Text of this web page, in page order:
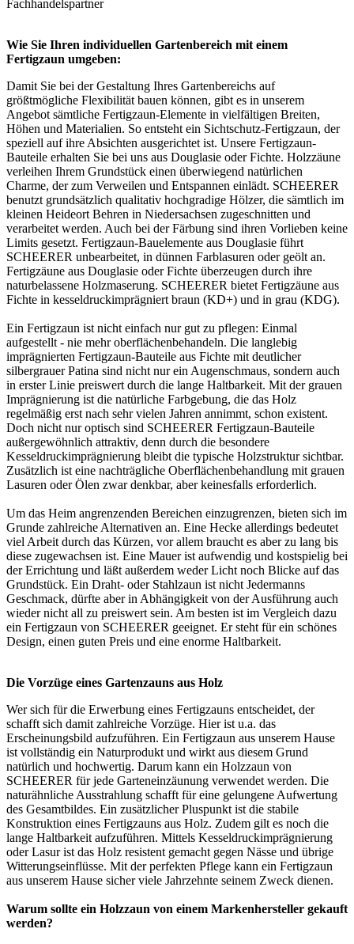
Fachhandelspartner
Wie Sie Ihren individuellen Gartenbereich mit einem
Fertigzaun umgeben:
Damit Sie bei der Gestaltung Ihres Gartenbereichs auf
größtmögliche Flexibilität bauen können, gibt es in unserem
Angebot sämtliche Fertigzaun-Elemente in vielfältigen Breiten,
Höhen und Materialien. So entsteht ein Sichtschutz-Fertigzaun, der
speziell auf ihre Absichten ausgerichtet ist. Unsere Fertigzaun-
Bauteile erhalten Sie bei uns aus Douglasie oder Fichte. Holzzäune
verleihen Ihrem Grundstück einen überwiegend natürlichen
Charme, der zum Verweilen und Entspannen einlädt. SCHEERER
benutzt grundsätzlich qualitativ hochgradige Hölzer, die sämtlich im
kleinen Heideort Behren in Niedersachsen zugeschnitten und
verarbeitet werden. Auch bei der Färbung sind ihren Vorlieben keine
Limits gesetzt. Fertigzaun-Bauelemente aus Douglasie führt
SCHEERER unbearbeitet, in dünnen Farblasuren oder geölt an.
Fertigzäune aus Douglasie oder Fichte überzeugen durch ihre
naturbelassene Holzmaserung. SCHEERER bietet Fertigzäune aus
Fichte in kesseldruckimprägniert braun (KD+) und in grau (KDG).
Ein Fertigzaun ist nicht einfach nur gut zu pflegen: Einmal
aufgestellt - nie mehr oberflächenbehandeln. Die langlebig
imprägnierten Fertigzaun-Bauteile aus Fichte mit deutlicher
silbergrauer Patina sind nicht nur ein Augenschmaus, sondern auch
in erster Linie preiswert durch die lange Haltbarkeit. Mit der grauen
Imprägnierung ist die natürliche Farbgebung, die das Holz
regelmäßig erst nach sehr vielen Jahren annimmt, schon existent.
Doch nicht nur optisch sind SCHEERER Fertigzaun-Bauteile
außergewöhnlich attraktiv, denn durch die besondere
Kesseldruckimprägnierung bleibt die typische Holzstruktur sichtbar.
Zusätzlich ist eine nachträgliche Oberflächenbehandlung mit grauen
Lasuren oder Ölen zwar denkbar, aber keinesfalls erforderlich.
Um das Heim angrenzenden Bereichen einzugrenzen, bieten sich im
Grunde zahlreiche Alternativen an. Eine Hecke allerdings bedeutet
viel Arbeit durch das Kürzen, vor allem braucht es aber zu lang bis
diese zugewachsen ist. Eine Mauer ist aufwendig und kostspielig bei
der Errichtung und läßt außerdem weder Licht noch Blicke auf das
Grundstück. Ein Draht- oder Stahlzaun ist nicht Jedermanns
Geschmack, dürfte aber in Abhängigkeit von der Ausführung auch
wieder nicht all zu preiswert sein. Am besten ist im Vergleich dazu
ein Fertigzaun von SCHEERER geeignet. Er steht für ein schönes
Design, einen guten Preis und eine enorme Haltbarkeit.
Die Vorzüge eines Gartenzauns aus Holz
Wer sich für die Erwerbung eines Fertigzauns entscheidet, der
schafft sich damit zahlreiche Vorzüge. Hier ist u.a. das
Erscheinungsbild aufzuführen. Ein Fertigzaun aus unserem Hause
ist vollständig ein Naturprodukt und wirkt aus diesem Grund
natürlich und hochwertig. Darum kann ein Holzzaun von
SCHEERER für jede Garteneinzäunung verwendet werden. Die
naturähnliche Ausstrahlung schafft für eine gelungene Aufwertung
des Gesamtbildes. Ein zusätzlicher Pluspunkt ist die stabile
Konstruktion eines Fertigzauns aus Holz. Zudem gilt es noch die
lange Haltbarkeit aufzuführen. Mittels Kesseldruckimprägnierung
oder Lasur ist das Holz resistent gemacht gegen Nässe und übrige
Witterungseinflüsse. Mit der perfekten Pflege kann ein Fertigzaun
aus unserem Hause sicher viele Jahrzehnte seinem Zweck dienen.
Warum sollte ein Holzzaun von einem Markenhersteller gekauft
werden?